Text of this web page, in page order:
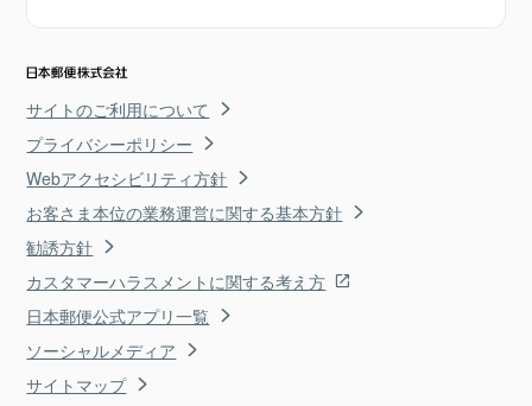
サイトのご利用について
プライバシーポリシー
Webアクセシビリティ方針
お客さま本位の業務運営に関する基本方針
勧誘方針
カスタマーハラスメントに関する考え方
日本郵便公式アプリ一覧
ソーシャルメディア
サイトマップ